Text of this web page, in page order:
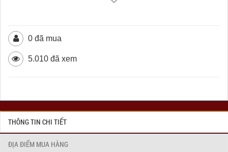
0 đã mua
5.010 đã xem
THÔNG TIN CHI TIẾT
ĐỊA ĐIỂM MUA HÀNG